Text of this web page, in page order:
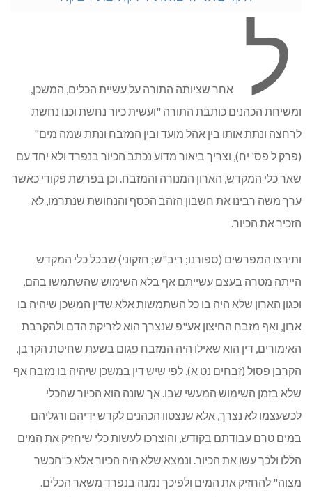
ל
אחר שציותה התורה על עשיית הכלים, המשכן,
ומשיחת הכהנים כותבת התורה "ועשית כיור נחשת וכנו נחשת
לרחצה ונתת אותו בין אהל מועד ובין המזבח ונתת שמה מים"
(פרק ל פס' יח), וצריך ביאור מדוע נכתב הכיור בנפרד ולא יחד עם
שאר כלי המקדש, הארון המנורה והמזבח. וכן בפרשת פקודי כאשר
ערך משה רבינו את חשבון הזהב הכסף והנחושת שנתרמו, לא
הזכיר את הכיור.
ותירצו המפרשים (ספורנו; ריב"ש; חזקוני) שבכל כלי המקדש
הייתה מטרה בעצם עשייתם אף בלא השימוש שהשתמשו בהם,
וכגון הארון שלא היה בו כל השתמשות אלא שדין המשכן שיהיה בו
ארון, ואף מזבח החיצון אע"פ שנצרך הוא לזריקת הדם ולהקרבת
האימורים, דין הוא שאילו היה המזבח פגום בשעת שחיטת הקרבן,
הקרבן פסול (זבחים נט א), לפי שיש דין במשכן שיהיה בו מזבח אף
שלא בזמן השימוש המעשי שבו. אך שונה הוא הכיור שהכלי
לכשעצמו לא נצרך, אלא שנצטוו הכהנים לקדש ידיהם ורגליהם
במים טרם עבודתם בקודש, והוצרכו לעשות כלי שיחזיק את המים
הללו ולכך עשו את הכיור. ונמצא שלא היה הכיור אלא כ"הכשר
מצוה" להחזיק את המים ולפיכך נמנה בנפרד משאר הכלים.